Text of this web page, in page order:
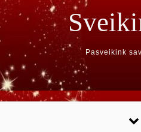
Pasveikink